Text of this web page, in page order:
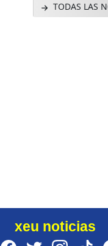
TODAS LAS
xeu noticias